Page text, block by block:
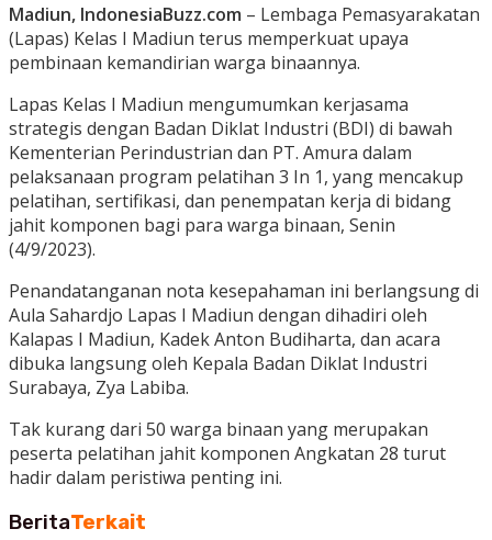
Madiun, IndonesiaBuzz.com – Lembaga Pemasyarakatan
(Lapas) Kelas I Madiun terus memperkuat upaya
pembinaan kemandirian warga binaannya.
Lapas Kelas I Madiun mengumumkan kerjasama
strategis dengan Badan Diklat Industri (BDI) di bawah
Kementerian Perindustrian dan PT. Amura dalam
pelaksanaan program pelatihan 3 In 1, yang mencakup
pelatihan, sertifikasi, dan penempatan kerja di bidang
jahit komponen bagi para warga binaan, Senin
(4/9/2023).
Penandatanganan nota kesepahaman ini berlangsung di
Aula Sahardjo Lapas I Madiun dengan dihadiri oleh
Kalapas I Madiun, Kadek Anton Budiharta, dan acara
dibuka langsung oleh Kepala Badan Diklat Industri
Surabaya, Zya Labiba.
Tak kurang dari 50 warga binaan yang merupakan
peserta pelatihan jahit komponen Angkatan 28 turut
hadir dalam peristiwa penting ini.
BeritaTerkait